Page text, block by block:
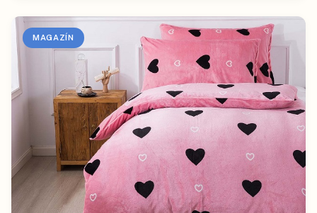
MAGAZÍN